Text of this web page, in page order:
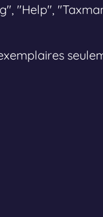
"Help",